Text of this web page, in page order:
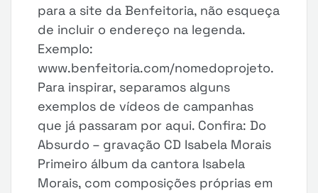
para a site da Benfeitoria, não esqueça
de incluir o endereço na legenda.
Exemplo:
www.benfeitoria.com/nomedoprojeto.
Para inspirar, separamos alguns
exemplos de vídeos de campanhas
que já passaram por aqui. Confira: Do
Absurdo – gravação CD Isabela Morais
Primeiro álbum da cantora Isabela
Morais, com composições próprias em